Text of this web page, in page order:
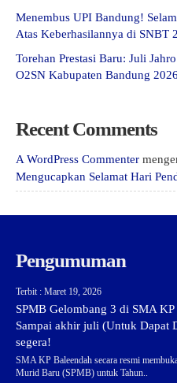
Menembus UPI Bandung!
Atas Keberhasilannya di SNBT
Torehan Prestasi Baru: Juli
O2SN Kabupaten Bandung 2026
Recent Comments
A WordPress Commenter
Mengucapkan Selamat Hari
Pengumuman
Terbit : Maret 19, 2026
SPMB Gelombang 3 di SMA
Sampai akhir juli (Untuk Dapat
segera!
SMA KP Baleendah secara resmi
Murid Baru (SPMB) untuk Tahun..